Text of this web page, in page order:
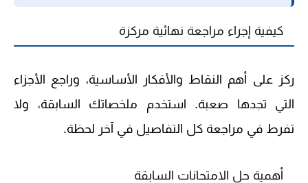
كيفية إجراء مراجعة نهائية مركزة
ركز على أهم النقاط والأفكار الأساسية، وراجع الأجزاء
التي تجدها صعبة. استخدم ملخصاتك السابقة، ولا
تفرط في مراجعة كل التفاصيل في آخر لحظة.
أهمية حل الامتحانات السابقة